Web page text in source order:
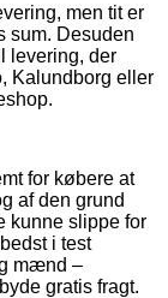
men tit er
sum. Desuden
levering, der
Kalundborg eller
for købere at
af den grund
kunne slippe for
i test
mænd –
gratis fragt.